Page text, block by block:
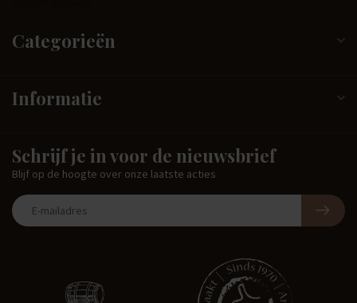
Categorieën
Informatie
Schrijf je in voor de nieuwsbrief
Blijf op de hoogte over onze laatste acties